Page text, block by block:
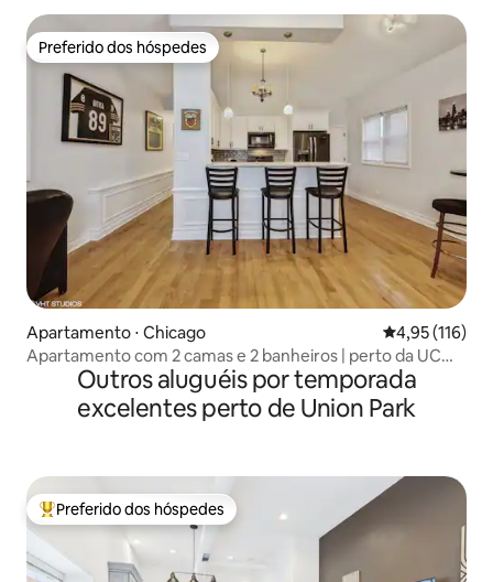
Preferido dos hóspedes
Preferido dos hóspedes
Apartamento ⋅ Chicago 4,95 de uma
4,95 (116)
Apartamento com 2 camas e 2 banheiros | perto da UC
com estacionamento gratuito
Outros aluguéis por temporada
excelentes perto de Union Park
Entre os melhores preferidos dos hóspedes
Preferido dos hóspedes